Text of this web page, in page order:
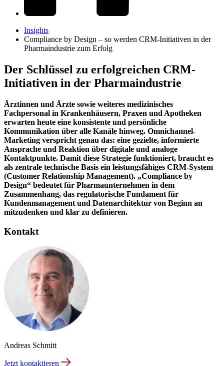
Insights
Compliance by Design – so werden CRM-Initiativen in der
Pharmaindustrie zum Erfolg
Der Schlüssel zu erfolgreichen CRM-
Initiativen in der Pharmaindustrie
Ärztinnen und Ärzte sowie weiteres medizinisches
Fachpersonal in Krankenhäusern, Praxen und Apotheken
erwarten heute eine konsistente und persönliche
Kommunikation über alle Kanäle hinweg. Omnichannel-
Marketing verspricht genau das: eine gezielte, informierte
Ansprache und Reaktion über digitale und analoge
Kontaktpunkte. Damit diese Strategie funktioniert, braucht es
als zentrale technische Basis ein leistungsfähiges CRM-System
(Customer Relationship Management). „Compliance by
Design“ bedeutet für Pharmaunternehmen in dem
Zusammenhang, das regulatorische Fundament für
Kundenmanagement und Datenarchitektur von Beginn an
mitzudenken und klar zu definieren.
Kontakt
Andreas Schmitt
Jetzt kontaktieren